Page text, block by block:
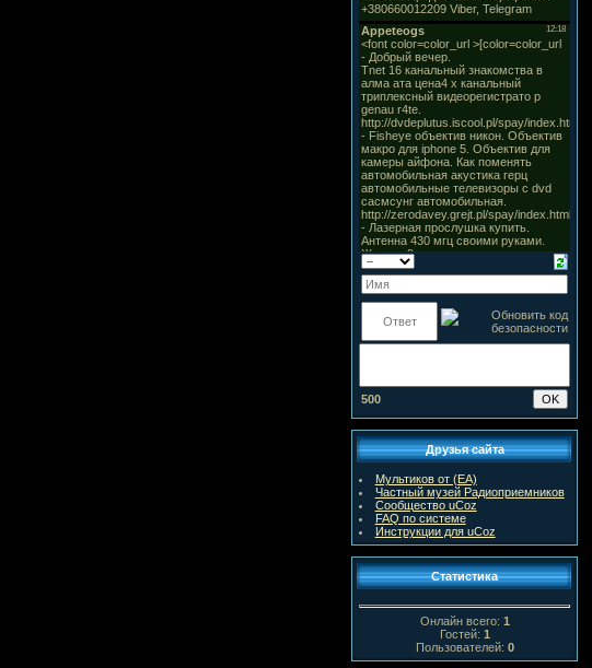
500
Друзья сайта
Мультиков от (ЕА)
Частный музей Радиоприемников
Сообщество uCoz
FAQ по системе
Инструкции для uCoz
Статистика
Онлайн всего: 1
Гостей: 1
Пользователей: 0